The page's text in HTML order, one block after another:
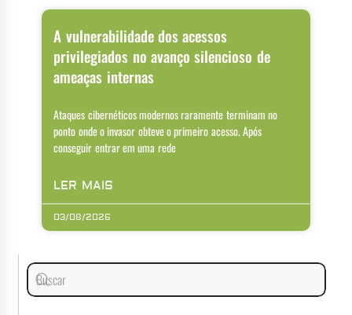
A vulnerabilidade dos acessos
privilegiados no avanço silencioso de
ameaças internas
Ataques cibernéticos modernos raramente terminam no
ponto onde o invasor obteve o primeiro acesso. Após
conseguir entrar em uma rede
LER MAIS
03/08/2026